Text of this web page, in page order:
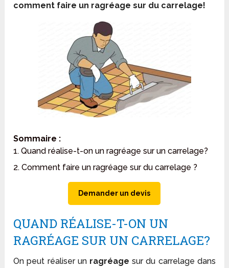
comment faire un ragréage sur du carrelage!
Sommaire :
1. Quand réalise-t-on un ragréage sur un carrelage?
2. Comment faire un ragréage sur du carrelage ?
Demander un devis
QUAND RÉALISE-T-ON UN
RAGRÉAGE SUR UN CARRELAGE?
On peut réaliser un ragréage sur du carrelage dans